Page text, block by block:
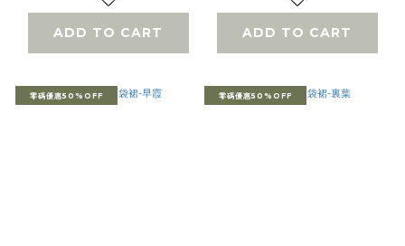
ADD TO CART ADD TO CART
零碼優惠50%OFF 零碼優惠50%OFF